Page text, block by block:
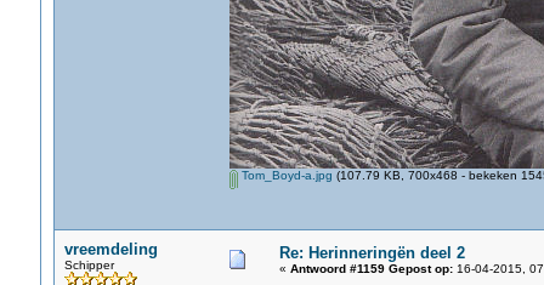
Tom_Boyd-a.jpg (107.79 KB, 700x468 - bekeken
vreemdeling
Schipper
Re: Herinneringën deel 2
« Antwoord #1159 Gepost op:16-04-2015,